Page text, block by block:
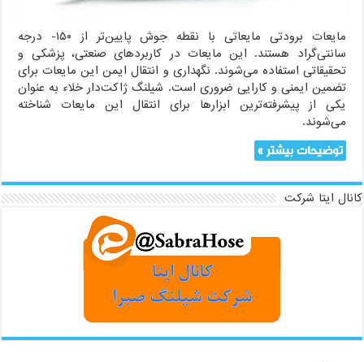
مایعات برودتی مایعاتی با نقطه جوش پایین‌تر از ۱۵۰- درجه
سانتی‌گراد هستند. این مایعات در کاربردهای صنعتی، پزشکی و
تحقیقاتی استفاده می‌شوند. نگهداری و انتقال ایمن این مایعات برای
تضمین ایمنی و کارایی ضروری است. شیلنگ ژاکت‌دار خلاء به عنوان
یکی از پیشرفته‌ترین ابزارها برای انتقال این مایعات شناخته
می‌شوند.
توضیحات بیشتر »
کانال ایتا شرکت